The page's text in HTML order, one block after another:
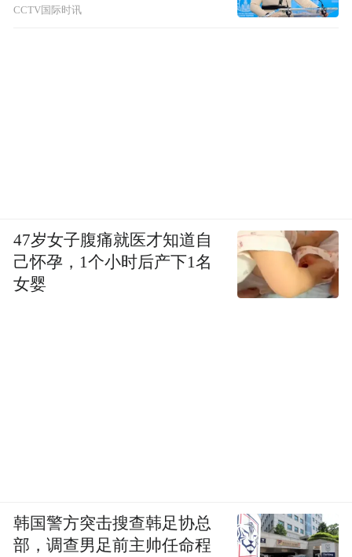
CCTV国际时讯
47岁女子腹痛就医才知道自
己怀孕，1个小时后产下1名
女婴
韩国警方突击搜查韩足协总
部，调查男足前主帅任命程